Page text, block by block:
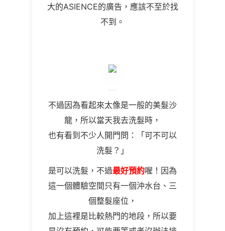
大的ASIENCE的廣告，應該不至於找
不到。
不過因為看起來太像是一般的美髮沙
龍，所以當天我去洗髮時，
也有看到不少人開門問：「可不可以
洗髮？」
是可以洗髮，不過最好預約喔！因為
這一個體驗空間只有一個沖水台、三
個整髮座位，
加上這裡是比較熱門的地段，所以要